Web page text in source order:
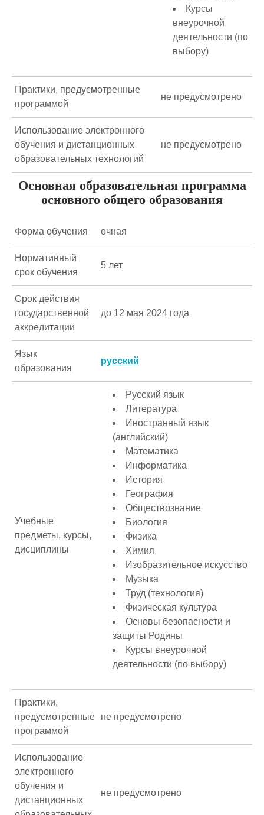
Курсы
внеурочной
деятельности (по
выбору)
Практики, предусмотренные
программой
не предусмотрено
Использование электронного
обучения и дистанционных
образовательных технологий
не предусмотрено
Основная образовательная программа
основного общего образования
Форма обучения очная
Нормативный
срок обучения
5 лет
Срок действия
государственной
аккредитации
до 12 мая 2024 года
Язык
образования
русский
Учебные
предметы, курсы,
дисциплины
Русский язык
Литература
Иностранный язык
(английский)
Математика
Информатика
История
География
Обществознание
Биология
Физика
Химия
Изобразительное искусство
Музыка
Труд (технология)
Физическая культура
Основы безопасности и
защиты Родины
Курсы внеурочной
деятельности (по выбору)
Практики,
предусмотренные
программой
не предусмотрено
Использование
электронного
обучения и
дистанционных
не предусмотрено